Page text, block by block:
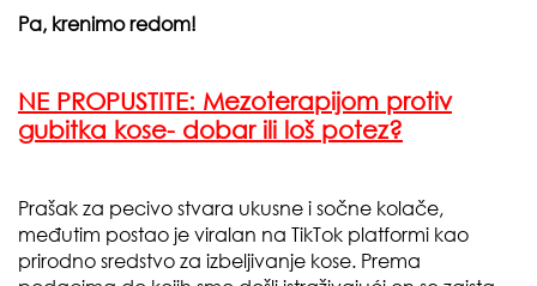
Pa, krenimo redom!
NE PROPUSTITE: Mezoterapijom protiv
gubitka kose- dobar ili loš potez?
Prašak za pecivo stvara ukusne i sočne kolače,
međutim postao je viralan na TikTok platformi kao
prirodno sredstvo za izbeljivanje kose. Prema